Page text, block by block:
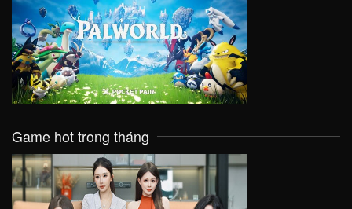
VIEW
Game hot trong tháng